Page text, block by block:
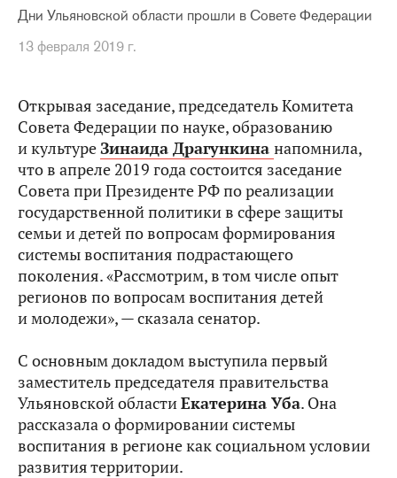
Дни Ульяновской области прошли в Совете Федерации
13 февраля 2019 г.
Открывая заседание, председатель Комитета
Совета Федерации по науке, образованию
и культуреЗинаида Драгункина напомнила,
что в апреле 2019 года состоится заседание
Совета при Президенте РФ по реализации
государственной политики в сфере защиты
семьи и детей по вопросам формирования
системы воспитания подрастающего
поколения. «Рассмотрим, в том числе опыт
регионов по вопросам воспитания детей
и молодежи», — сказала сенатор.
С основным докладом выступила первый
заместитель председателя правительства
Ульяновской областиЕкатерина Уба. Она
рассказала о формировании системы
воспитания в регионе как социальном условии
развития территории.